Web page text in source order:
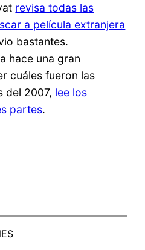
revisa todas las
a película extranjera
bastantes.
hace una gran
cuáles fueron las
del 2007, lee los
partes.